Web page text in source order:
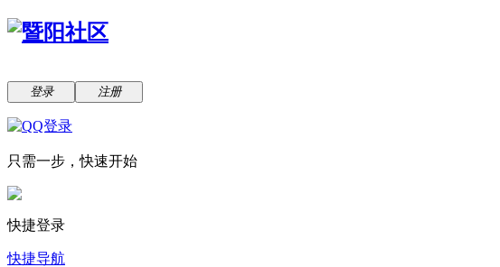
登录 注册
只需一步，快速开始
快捷登录
快捷导航